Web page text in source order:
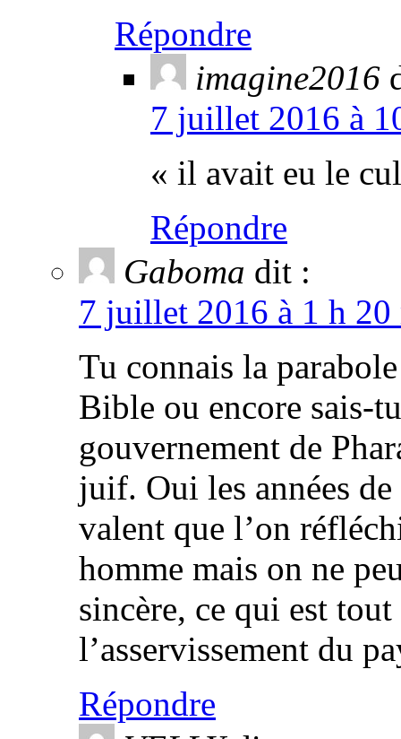
Répondre
imagine2016
7 juillet 2016 à
« il avait eu le
Répondre
Gaboma dit :
7 juillet 2016 à 1 h
Tu connais la
Bible ou encore sais-
gouvernement de
juif. Oui les années
valent que l’on
homme mais on ne
sincère, ce qui est
l’asservissement du
Répondre